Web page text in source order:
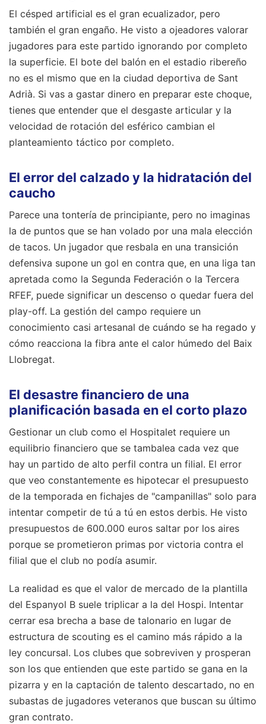
El césped artificial es el gran ecualizador, pero
también el gran engaño. He visto a ojeadores valorar
jugadores para este partido ignorando por completo
la superficie. El bote del balón en el estadio ribereño
no es el mismo que en la ciudad deportiva de Sant
Adrià. Si vas a gastar dinero en preparar este choque,
tienes que entender que el desgaste articular y la
velocidad de rotación del esférico cambian el
planteamiento táctico por completo.
El error del calzado y la hidratación del
caucho
Parece una tontería de principiante, pero no imaginas
la de puntos que se han volado por una mala elección
de tacos. Un jugador que resbala en una transición
defensiva supone un gol en contra que, en una liga tan
apretada como la Segunda Federación o la Tercera
RFEF, puede significar un descenso o quedar fuera del
play-off. La gestión del campo requiere un
conocimiento casi artesanal de cuándo se ha regado y
cómo reacciona la fibra ante el calor húmedo del Baix
Llobregat.
El desastre financiero de una
planificación basada en el corto plazo
Gestionar un club como el Hospitalet requiere un
equilibrio financiero que se tambalea cada vez que
hay un partido de alto perfil contra un filial. El error
que veo constantemente es hipotecar el presupuesto
de la temporada en fichajes de "campanillas" solo para
intentar competir de tú a tú en estos derbis. He visto
presupuestos de 600.000 euros saltar por los aires
porque se prometieron primas por victoria contra el
filial que el club no podía asumir.
La realidad es que el valor de mercado de la plantilla
del Espanyol B suele triplicar a la del Hospi. Intentar
cerrar esa brecha a base de talonario en lugar de
estructura de scouting es el camino más rápido a la
ley concursal. Los clubes que sobreviven y prosperan
son los que entienden que este partido se gana en la
pizarra y en la captación de talento descartado, no en
subastas de jugadores veteranos que buscan su último
gran contrato.